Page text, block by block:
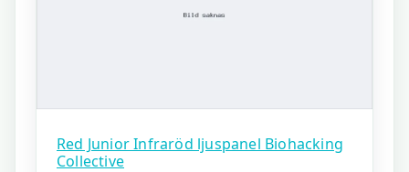
Red Junior Infraröd ljuspanel Biohacking
Collective